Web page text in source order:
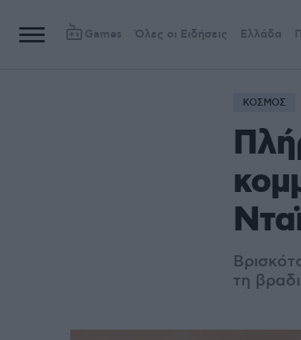
Games Όλες οι Ειδήσεις Ελλάδα
ΚΟΣΜΟΣ
τη